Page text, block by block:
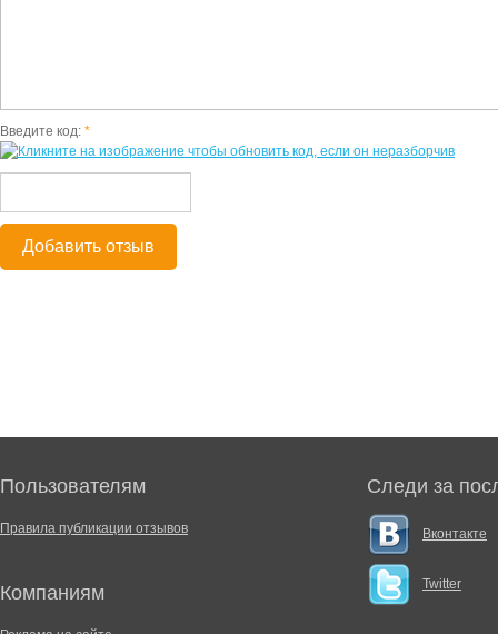
Введите код: *
Добавить отзыв
Пользователям
Правила публикации отзывов
Компаниям
Следи за
Вконтакте
Twitter